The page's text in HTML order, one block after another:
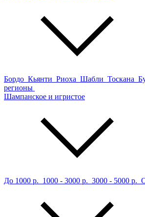
Бордо Кьянти Риоха Шабли Тоскана
регионы
Шампанское и игристое
До 1000 р. 1000 - 3000 р. 3000 - 5000 р.